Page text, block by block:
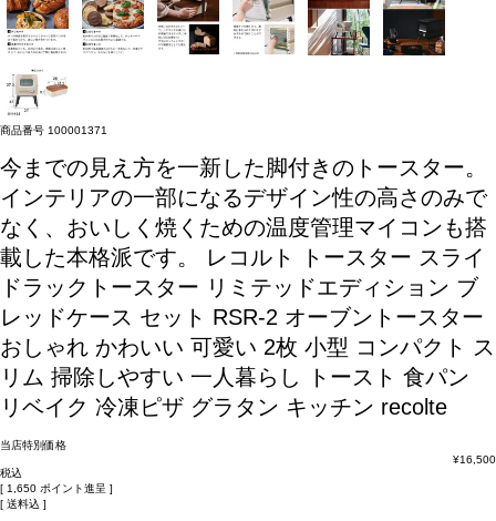
商品番号 100001371
今までの見え方を一新した脚付きのトースター。
インテリアの一部になるデザイン性の高さのみで
なく、おいしく焼くための温度管理マイコンも搭
載した本格派です。
レコルト トースター スライ
ドラックトースター リミテッドエディション ブ
レッドケース セット RSR-2 オーブントースター
おしゃれ かわいい 可愛い 2枚 小型 コンパクト ス
リム 掃除しやすい 一人暮らし トースト 食パン
リベイク 冷凍ピザ グラタン キッチン recolte
当店特別価格
¥16,500
税込
[ 1,650 ポイント進呈 ]
送料込